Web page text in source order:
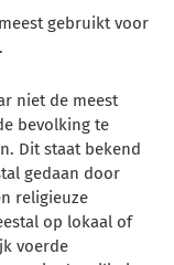
gebruikt voor
niet de meest
bevolking te
Dit staat bekend
gedaan door
religieuze
op lokaal of
voerde